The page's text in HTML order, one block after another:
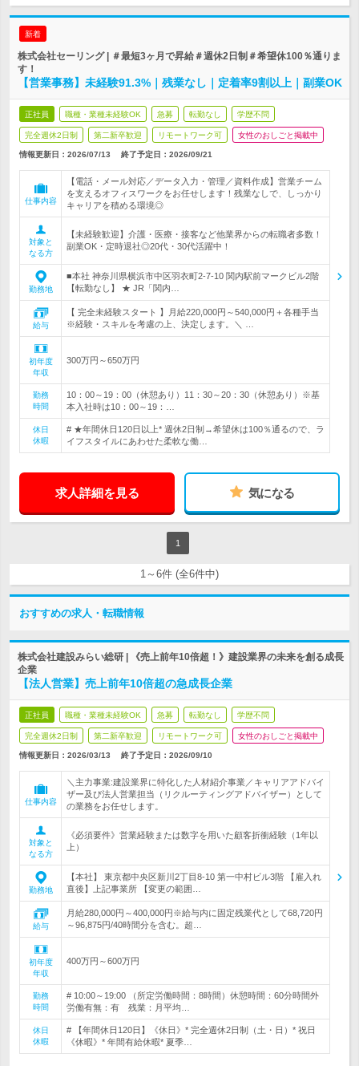
新着
株式会社セーリング | ＃最短3ヶ月で昇給＃週休2日制＃希望休100％通りま
す！
【営業事務】未経験91.3%｜残業なし｜定着率9割以上｜副業OK
正社員 職種・業種未経験OK 急募 転勤なし 学歴不問
完全週休2日制 第二新卒歓迎 リモートワーク可 女性のおしごと掲載中
情報更新日：2026/07/13 終了予定日： 2026/09/21
仕事内容
【電話・メール対応／データ入力・管理／資料作成】営業チーム
を支えるオフィスワークをお任せします！残業なしで、しっかり
キャリアを積める環境◎
対象と
なる方
【未経験歓迎】介護・医療・接客など他業界からの転職者多数！
副業OK・定時退社◎20代・30代活躍中！
勤務地
■本社 神奈川県横浜市中区羽衣町2-7-10 関内駅前マークビル2階
【転勤なし】 ★ JR「関内…
給与
【 完全未経験スタート 】月給220,000円～540,000円＋各種手当
※経験・スキルを考慮の上、決定します。＼ …
初年度
年収
300万円～650万円
勤務
時間
10：00～19：00（休憩あり）11：30～20：30（休憩あり）※基
本入社時は10：00～19：…
休日
休暇
# ★年間休日120日以上* 週休2日制→希望休は100％通るので、ラ
イフスタイルにあわせた柔軟な働…
求人詳細を見る 気になる
1
1～6件 (全6件中)
おすすめの求人・転職情報
株式会社建設みらい総研 | 《売上前年10倍超！》建設業界の未来を創る成長
企業
【法人営業】売上前年10倍超の急成長企業
正社員 職種・業種未経験OK 急募 転勤なし 学歴不問
完全週休2日制 第二新卒歓迎 リモートワーク可 女性のおしごと掲載中
情報更新日：2026/03/13 終了予定日： 2026/09/10
仕事内容
＼主力事業:建設業界に特化した人材紹介事業／キャリアアドバイ
ザー及び法人営業担当（リクルーティングアドバイザー）として
の業務をお任せします。
対象と
なる方
《必須要件》営業経験または数字を用いた顧客折衝経験（1年以
上）
勤務地
【本社】 東京都中央区新川2丁目8-10 第一中村ビル3階 【雇入れ
直後】上記事業所 【変更の範囲…
給与
月給280,000円～400,000円※給与内に固定残業代として68,720円
～96,875円/40時間分を含む。超…
初年度
年収
400万円～600万円
勤務
時間
# 10:00～19:00 （所定労働時間：8時間）休憩時間：60分時間外
労働有無：有 残業：月平均…
休日
休暇
# 【年間休日120日】《休日》* 完全週休2日制（土・日）* 祝日
《休暇》* 年間有給休暇* 夏季…